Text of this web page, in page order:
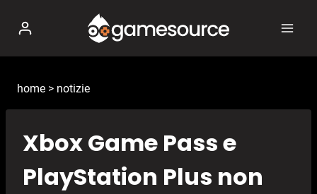
contenuto
home > notizie
Xbox Game Pass e
PlayStation Plus non